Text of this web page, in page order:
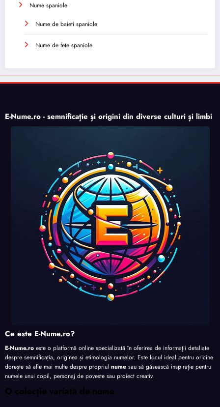
Nume spaniole
Nume de baieti spaniole
Nume de fete spaniole
E-Nume.ro - semnificație și origini din diverse culturi și limbi
Ce este E-Nume.ro?
E-Nume.ro este o platformă online specializată în oferirea de informații detaliate
despre semnificația, originea și etimologia numelor. Este locul ideal pentru oricine
dorește să afle mai multe despre propriul nume sau să găsească inspirație pentru
numele unui copil, personaj de poveste sau proiect creativ.
O colecție variată de nume